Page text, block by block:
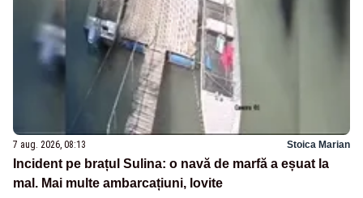
7 aug. 2026, 08:13 Stoica Marian
Incident pe brațul Sulina: o navă de marfă a eșuat la
mal. Mai multe ambarcațiuni, lovite